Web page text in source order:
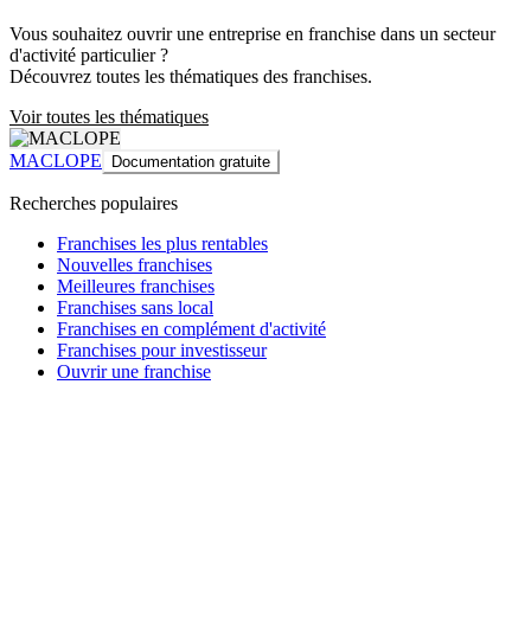
Vous souhaitez ouvrir une entreprise en franchise dans un secteur
d'activité particulier ?
Découvrez toutes les thématiques des franchises.
Voir toutes les thématiques
MACLOPE Documentation gratuite
Recherches populaires
Franchises les plus rentables
Nouvelles franchises
Meilleures franchises
Franchises sans local
Franchises en complément d'activité
Franchises pour investisseur
Ouvrir une franchise